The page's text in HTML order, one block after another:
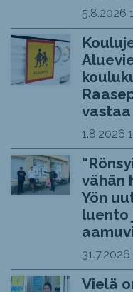
5.8.2026
vastaa
1.8.2026
vähän
Yön
luento
31.7.2026
Vielä